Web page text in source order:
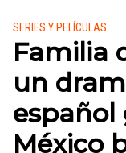
Publicado en:
SERIES Y PELÍCULAS
Familia
un
español
México